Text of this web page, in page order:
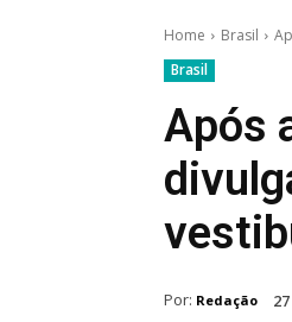
Home Brasil
Brasil
Após
Por: Redação